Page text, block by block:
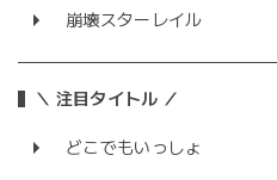
崩壊スターレイル
＼ 注目タイトル ／
どこでもいっしょ